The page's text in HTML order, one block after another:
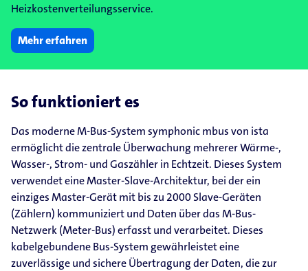
Heizkostenverteilungsservice.
Mehr erfahren
So funktioniert es
Das moderne M-Bus-System symphonic mbus von ista
ermöglicht die zentrale Überwachung mehrerer Wärme-,
Wasser-, Strom- und Gaszähler in Echtzeit. Dieses System
verwendet eine Master-Slave-Architektur, bei der ein
einziges Master-Gerät mit bis zu 2000 Slave-Geräten
(Zählern) kommuniziert und Daten über das M-Bus-
Netzwerk (Meter-Bus) erfasst und verarbeitet. Dieses
kabelgebundene Bus-System gewährleistet eine
zuverlässige und sichere Übertragung der Daten, die zur